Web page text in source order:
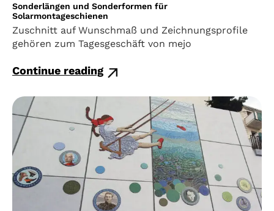
Sonderlängen und Sonderformen für
Solarmontageschienen
Zuschnitt auf Wunschmaß und Zeichnungsprofile
gehören zum Tagesgeschäft von mejo
Continue reading